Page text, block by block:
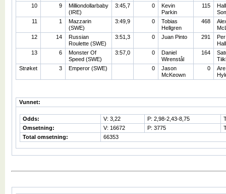
10
9
Milliondollarbaby
(IRE)
3:45,7 0
Kevin
Parkin
115
11
1
Mazzarin
(SWE)
3:49,9 0
Tobias
Hellgren
468
12
14
Russian
Roulette (SWE)
3:51,3 0 Juan Pinto 291
Per
13
6
Monster Of
Speed (SWE)
3:57,0 0
Daniel
Wirenstål
164
Strøket
3 Emperor (SWE) 0
Jason
McKeown
0
Are
Vunnet:
Odds: V: 3,22 P: 2,98-2,43-8,75
Omsetning:
V: 16672 P: 3775
Total omsetning:
66353